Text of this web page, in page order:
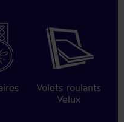
Volets roulants
Velux